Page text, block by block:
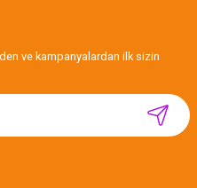
ve kampanyalardan ilk sizin